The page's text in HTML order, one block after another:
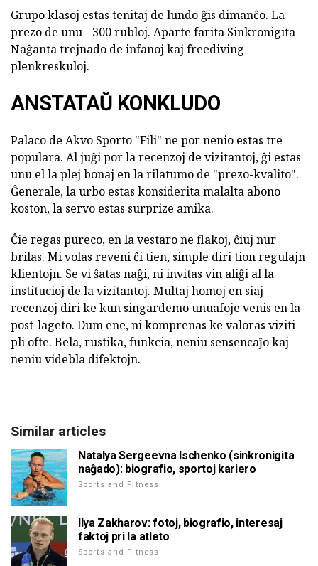
Grupo klasoj estas tenitaj de lundo ĝis dimanĉo. La
prezo de unu - 300 rubloj. Aparte farita Sinkronigita
Naĝanta trejnado de infanoj kaj freediving -
plenkreskuloj.
ANSTATAŬ KONKLUDO
Palaco de Akvo Sporto "Fili" ne por nenio estas tre
populara. Al juĝi por la recenzoj de vizitantoj, ĝi estas
unu el la plej bonaj en la rilatumo de "prezo-kvalito".
Ĝenerale, la urbo estas konsiderita malalta abono
koston, la servo estas surprize amika.
Ĉie regas pureco, en la vestaro ne flakoj, ĉiuj nur
brilas. Mi volas reveni ĉi tien, simple diri tion regulajn
klientojn. Se vi ŝatas naĝi, ni invitas vin aliĝi al la
institucioj de la vizitantoj. Multaj homoj en siaj
recenzoj diri ke kun singardemo unuafoje venis en la
post-lageto. Dum ene, ni komprenas ke valoras viziti
pli ofte. Bela, rustika, funkcia, neniu sensencaĵo kaj
neniu videbla difektojn.
Similar articles
Natalya Sergeevna Ischenko (sinkronigita
naĝado): biografio, sportoj kariero
Sports and Fitness
Ilya Zakharov: fotoj, biografio, interesaj
faktoj pri la atleto
Sports and Fitness